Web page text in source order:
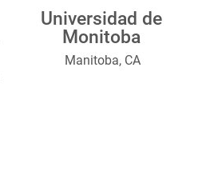
Universidad de
Monitoba
Manitoba, CA